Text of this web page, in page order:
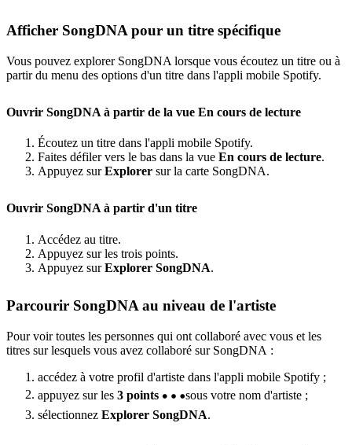
Afficher SongDNA pour un titre spécifique
Vous pouvez explorer SongDNA lorsque vous écoutez un titre ou à
partir du menu des options d'un titre dans l'appli mobile Spotify.
Ouvrir SongDNA à partir de la vue En cours de lecture
Écoutez un titre dans l'appli mobile Spotify.
Faites défiler vers le bas dans la vue En cours de lecture.
Appuyez surExplorer sur la carte SongDNA.
Ouvrir SongDNA à partir d'un titre
Accédez au titre.
Appuyez sur les trois points.
Appuyez surExplorer SongDNA.
Parcourir SongDNA au niveau de l'artiste
Pour voir toutes les personnes qui ont collaboré avec vous et les
titres sur lesquels vous avez collaboré sur SongDNA :
accédez à votre profil d'artiste dans l'appli mobile Spotify ;
appuyez sur les 3 points
sous votre nom d'artiste ;
sélectionnez Explorer SongDNA.